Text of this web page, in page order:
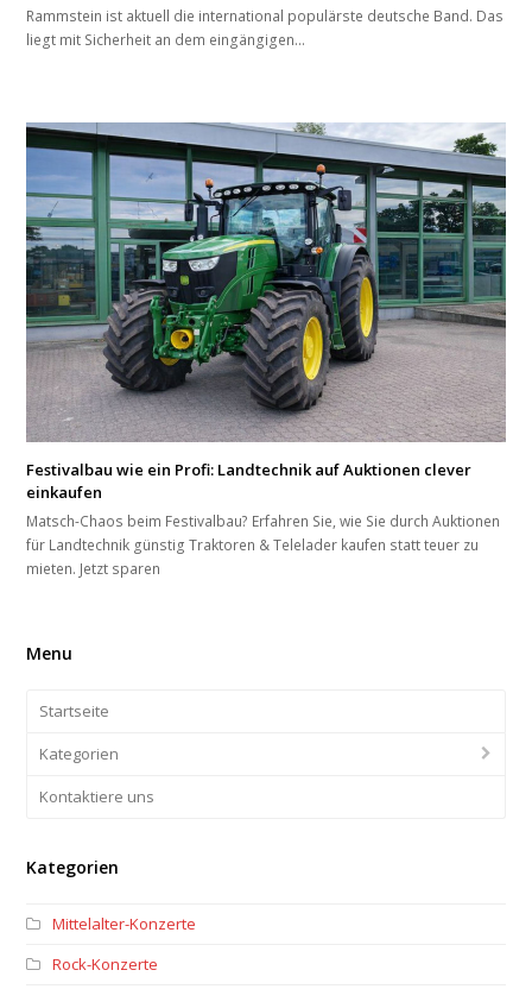
Rammstein ist aktuell die international populärste deutsche Band. Das
liegt mit Sicherheit an dem eingängigen…
Festivalbau wie ein Profi: Landtechnik auf Auktionen clever
einkaufen
Matsch-Chaos beim Festivalbau? Erfahren Sie, wie Sie durch Auktionen
für Landtechnik günstig Traktoren & Telelader kaufen statt teuer zu
mieten. Jetzt sparen
Menu
Startseite
Kategorien
Kontaktiere uns
Kategorien
Mittelalter-Konzerte
Rock-Konzerte